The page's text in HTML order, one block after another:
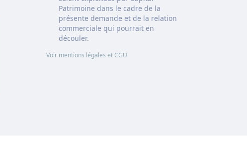
Patrimoine dans le cadre de la
présente demande et de la relation
commerciale qui pourrait en
découler.
Voir mentions légales et CGU